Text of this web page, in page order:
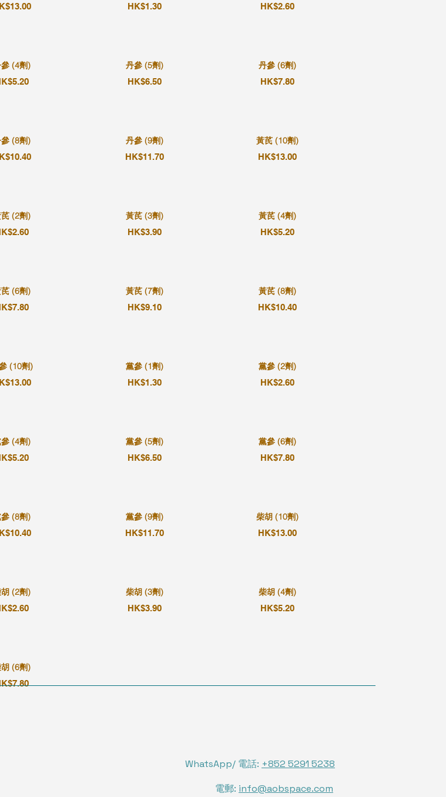
(4劑)
(8劑)
(2劑)
(6劑)
(10劑)
(4劑)
(8劑)
(2劑)
(6劑)
HK$1.30
丹參 (5劑)
HK$6.50
丹參 (9劑)
HK$11.70
黃芪 (3劑)
HK$3.90
黃芪 (7劑)
HK$9.10
黨參 (1劑)
HK$1.30
黨參 (5劑)
HK$6.50
黨參 (9劑)
HK$11.70
柴胡 (3劑)
HK$3.90
HK$2.60
丹參 (6劑)
HK$7.80
黃芪 (10劑)
HK$13.00
黃芪 (4劑)
HK$5.20
黃芪 (8劑)
HK$10.40
黨參 (2劑)
HK$2.60
黨參 (6劑)
HK$7.80
柴胡 (10劑)
HK$13.00
柴胡 (4劑)
HK$5.20
WhatsApp/ 電話: +852 5291 5238
電郵: info@aobspace.com